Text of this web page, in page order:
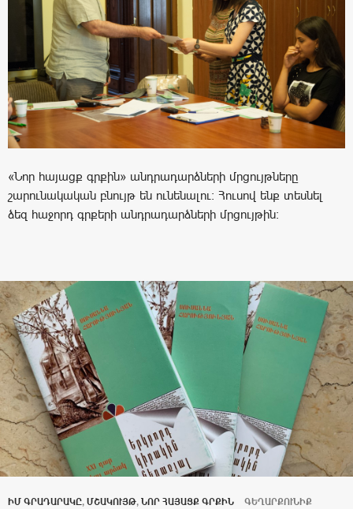
«Նոր հայացք գրքին» անդրադարձների մրցույթները
շարունակական բնույթ են ունենալու: Հուսով ենք տեսնել
ձեզ հաջորդ գրքերի անդրադարձների մրցույթին:
ԻՄ ԳՐԱԴԱՐԱԿԸ, ՄՇԱԿՈՒՅԹ, ՆՈՐ ՀԱՅԱՑՔ ԳՐՔԻՆ ԳԵՂԱՐՔՈՒՆԻՔ